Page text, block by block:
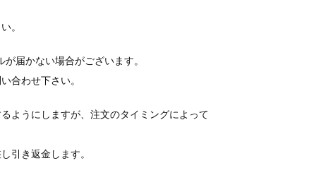
。
届かない場合がございます。
合わせ下さい。
ようにしますが、注文のタイミングによって
引き返金します。